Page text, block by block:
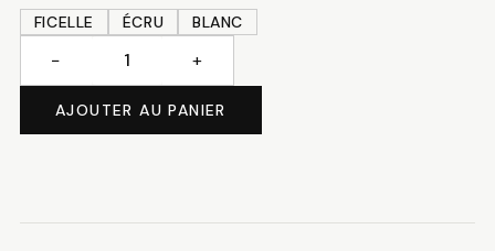
FICELLE
ÉCRU BLANC
Sac
bag"
− +
AJOUTER AU PANIER